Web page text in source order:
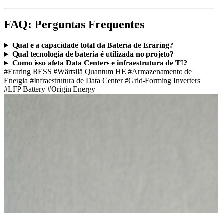
FAQ: Perguntas Frequentes
Qual é a capacidade total da Bateria de Eraring?
Qual tecnologia de bateria é utilizada no projeto?
Como isso afeta Data Centers e infraestrutura de TI?
#Eraring BESS #Wärtsilä Quantum HE #Armazenamento de
Energia #Infraestrutura de Data Center#Grid-Forming Inverters
#LFP Battery #Origin Energy